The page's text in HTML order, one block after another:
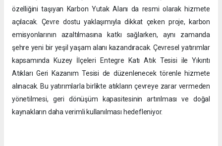
özelliğini taşıyan Karbon Yutak Alanı da resmi olarak hizmete
açılacak. Çevre dostu yaklaşımıyla dikkat çeken proje, karbon
emisyonlarının azaltılmasına katkı sağlarken, aynı zamanda
şehre yeni bir yeşil yaşam alanı kazandıracak. Çevresel yatırımlar
kapsamında Kuzey İlçeleri Entegre Katı Atık Tesisi ile Yıkıntı
Atıkları Geri Kazanım Tesisi de düzenlenecek törenle hizmete
alınacak. Bu yatırımlarla birlikte atıkların çevreye zarar vermeden
yönetilmesi, geri dönüşüm kapasitesinin artırılması ve doğal
kaynakların daha verimli kullanılması hedefleniyor.